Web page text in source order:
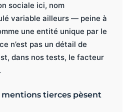
sociale ici, nom
variable ailleurs — peine à
une entité unique par le
n’est pas un détail de
dans nos tests, le facteur
mentions tierces pèsent